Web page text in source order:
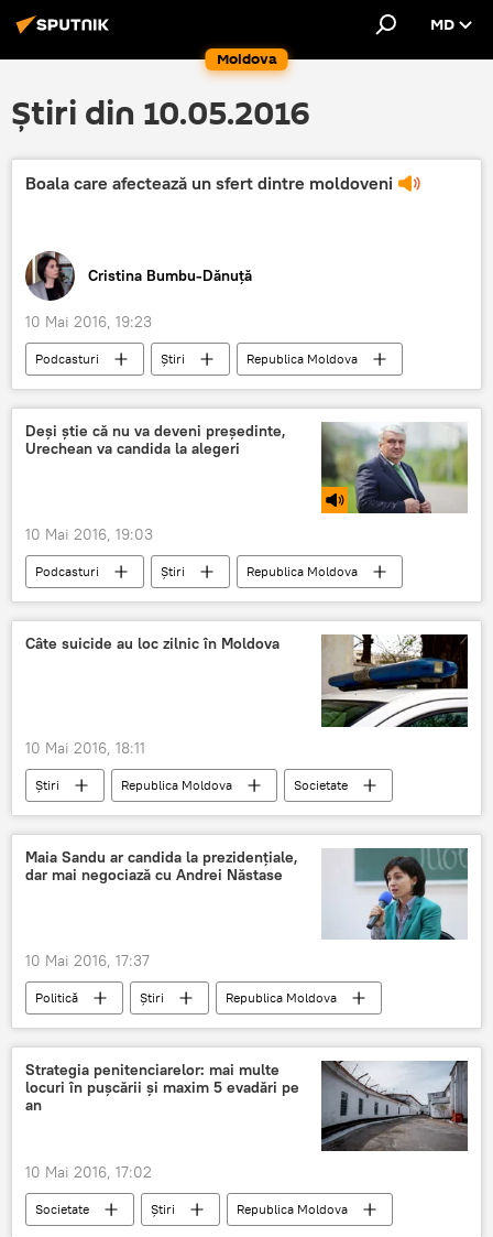
Moldova
MD
Știri din 10.05.2016
Boala care afectează un sfert dintre moldoveni
Cristina Bumbu-Dănuță
10 Mai 2016, 19:23
Podcasturi Știri Republica Moldova
Deși știe că nu va deveni președinte,
Urechean va candida la alegeri
10 Mai 2016, 19:03
Podcasturi Știri Republica Moldova
Câte suicide au loc zilnic în Moldova
10 Mai 2016, 18:11
Știri Republica Moldova
Societate
Moldova
suicid
tendință de suicid
zilnic
Maia Sandu ar candida la prezidențiale,
dar mai negociază cu Andrei Năstase
10 Mai 2016, 17:37
Politică Știri
Republica Moldova
Maia Sandu
Platforma DA
Andrei Năstase
Alegeri prezidenţiale
PAS
Candidat unic
Strategia penitenciarelor: mai multe
locuri în puşcării şi maxim 5 evadări pe
an
10 Mai 2016, 17:02
Societate Știri
Republica Moldova